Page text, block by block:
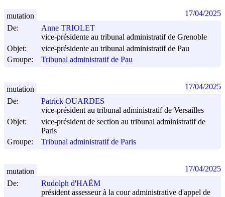
De:
Anne TRIOLET
vice-présidente au tribunal administratif de Grenoble
Objet:
vice-présidente au tribunal administratif de Pau
Groupe:
Tribunal administratif de Pau
mutation 17/04/2025
De:
Patrick OUARDES
vice-président au tribunal administratif de Versailles
Objet:
vice-président de section au tribunal administratif de
Paris
Groupe:
Tribunal administratif de Paris
mutation 17/04/2025
De:
Rudolph d'HAËM
président assesseur à la cour administrative d'appel de
mutation 17/04/2025